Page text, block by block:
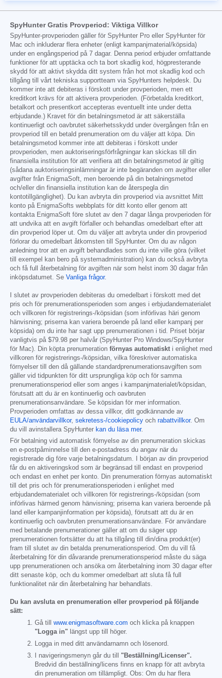
SpyHunter Gratis Provperiod: Viktiga Villkor
SpyHunter-provperioden gäller för SpyHunter Pro eller SpyHunter för
Mac och inkluderar flera enheter (enligt kampanjmaterial/köpsida)
under en engångsperiod på 7 dagar. Denna period erbjuder omfattande
funktioner för att upptäcka och ta bort skadlig kod, högpresterande
skydd för att aktivt skydda ditt system från hot mot skadlig kod och
tillgång till vårt tekniska supportteam via SpyHunters helpdesk. Du
kommer inte att debiteras i förskott under provperioden, men ett
kreditkort krävs för att aktivera provperioden. (Förbetalda kreditkort,
betalkort och presentkort accepteras eventuellt inte under detta
erbjudande.) Kravet för din betalningsmetod är att säkerställa
kontinuerligt och oavbrutet säkerhetsskydd under övergången från en
provperiod till en betald prenumeration om du väljer att köpa. Din
betalningsmetod kommer inte att debiteras i förskott under
provperioden, men auktoriseringsförfrågningar kan skickas till din
finansiella institution för att verifiera att din betalningsmetod är giltig
(sådana auktoriseringsinlämningar är inte begäranden om avgifter eller
avgifter från EnigmaSoft, men beroende på din betalningsmetod
och/eller din finansiella institution kan de återspegla din
kontotillgänglighet). Du kan avbryta din provperiod via avsnittet Mitt
konto på EnigmaSofts webbplats för ditt konto eller genom att
kontakta EnigmaSoft före slutet av den 7 dagar långa provperioden för
att undvika att en avgift förfaller och behandlas omedelbart efter att
din provperiod löper ut. Om du väljer att avbryta under din provperiod
förlorar du omedelbart åtkomsten till SpyHunter. Om du av någon
anledning tror att en avgift behandlades som du inte ville göra (vilket
till exempel kan bero på systemadministration) kan du också avbryta
och få full återbetalning för avgiften när som helst inom 30 dagar från
inköpsdatumet. Se Vanliga frågor.
I slutet av provperioden debiteras du omedelbart i förskott med det
pris och för prenumerationsperioden som anges i erbjudandematerialet
och villkoren för registrerings-/köpsidan (som införlivas häri genom
hänvisning; priserna kan variera beroende på land eller kampanj per
köpsida) om du inte har sagt upp prenumerationen i tid. Priset börjar
vanligtvis på $79.98 per halvår (SpyHunter Pro Windows/SpyHunter
för Mac). Din köpta prenumeration förnyas automatiskt i enlighet med
villkoren för registrerings-/köpsidan, vilka föreskriver automatiska
förnyelser till den då gällande standardprenumerationsavgiften som
gäller vid tidpunkten för ditt ursprungliga köp och för samma
prenumerationsperiod eller som anges i kampanjmaterialet/köpsidan,
förutsatt att du är en kontinuerlig och oavbruten
prenumerationsanvändare. Se köpsidan för mer information.
Provperioden omfattas av dessa villkor, ditt godkännande av
EULA/användarvillkor, sekretess-/cookiepolicy och rabattvillkor. Om
du vill avinstallera SpyHunter kan du läsa mer.
För betalning vid automatisk förnyelse av din prenumeration skickas
en e-postpåminnelse till den e-postadress du angav när du
registrerade dig före varje betalningsdatum. I början av din provperiod
får du en aktiveringskod som är begränsad till endast en provperiod
och endast en enhet per konto. Din prenumeration förnyas automatiskt
till det pris och för prenumerationsperioden i enlighet med
erbjudandematerialet och villkoren för registrerings-/köpsidan (som
införlivas härmed genom hänvisning; priserna kan variera beroende på
land eller kampanjinformation per köpsida), förutsatt att du är en
kontinuerlig och oavbruten prenumerationsanvändare. För användare
med betalande prenumerationer gäller att om du säger upp
prenumerationen fortsätter du att ha tillgång till din/dina produkt(er)
fram till slutet av din betalda prenumerationsperiod. Om du vill få
återbetalning för din dåvarande prenumerationsperiod måste du säga
upp prenumerationen och ansöka om återbetalning inom 30 dagar efter
ditt senaste köp, och du kommer omedelbart att sluta få full
funktionalitet när din återbetalning har behandlats.
Du kan avsluta en prenumeration eller provperiod på följande
sätt:
Gå till www.enigmasoftware.com och klicka på knappen
"Logga in" längst upp till höger.
Logga in med ditt användarnamn och lösenord.
I navigeringsmenyn går du till "Beställning/Licenser".
Bredvid din beställning/licens finns en knapp för att avbryta
din prenumeration om tillämpligt. Obs: Om du har flera